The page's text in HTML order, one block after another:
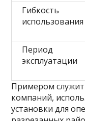
Гибкость
использования
Период
эксплуатации
Примером
компаний,
установки для